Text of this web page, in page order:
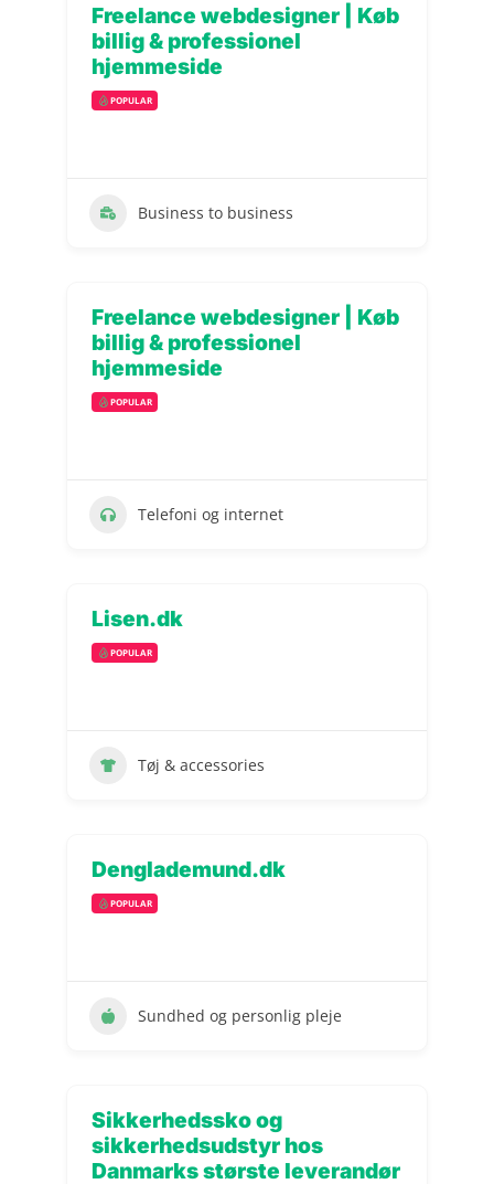
Freelance webdesigner | Køb
billig & professionel
hjemmeside
POPULAR
Business to business
Freelance webdesigner | Køb
billig & professionel
hjemmeside
POPULAR
Telefoni og internet
Lisen.dk
POPULAR
Tøj & accessories
Denglademund.dk
POPULAR
Sundhed og personlig pleje
Sikkerhedssko og
sikkerhedsudstyr hos
Danmarks største leverandør